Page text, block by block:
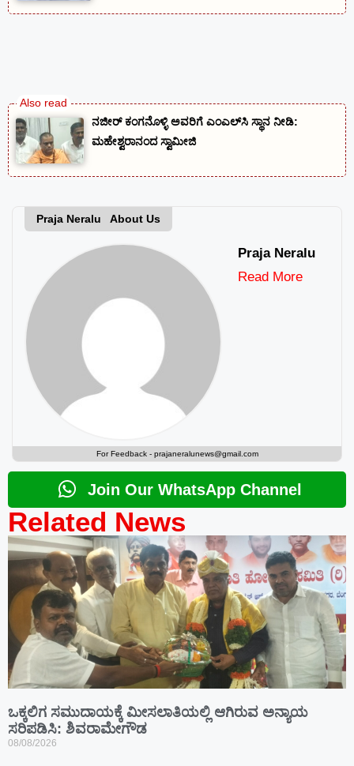
ನಜೀರ್ ಕಂಗನೊಳ್ಳಿ ಅವರಿಗೆ ಎಂಎಲ್‌ಸಿ ಸ್ಥಾನ ನೀಡಿ:
ಮಹೇಶ್ವರಾನಂದ ಸ್ವಾಮೀಜಿ
Praja Neralu About Us
Praja Neralu
Read More
For Feedback - prajaneralunews@gmail.com
Join Our WhatsApp Channel
Related News
ಒಕ್ಕಲಿಗ ಸಮುದಾಯಕ್ಕೆ ಮೀಸಲಾತಿಯಲ್ಲಿ ಆಗಿರುವ ಅನ್ಯಾಯ
ಸರಿಪಡಿಸಿ: ಶಿವರಾಮೇಗೌಡ
08/08/2026